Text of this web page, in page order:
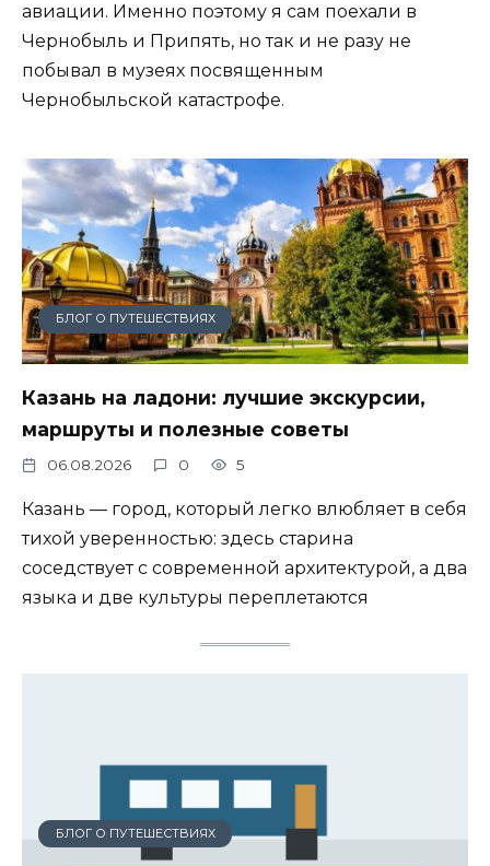
авиации. Именно поэтому я сам поехали в
Чернобыль и Припять, но так и не разу не
побывал в музеях посвященным
Чернобыльской катастрофе.
БЛОГ О ПУТЕШЕСТВИЯХ
Казань на ладони: лучшие экскурсии,
маршруты и полезные советы
06.08.2026 0 5
Казань — город, который легко влюбляет в себя
тихой уверенностью: здесь старина
соседствует с современной архитектурой, а два
языка и две культуры переплетаются
БЛОГ О ПУТЕШЕСТВИЯХ